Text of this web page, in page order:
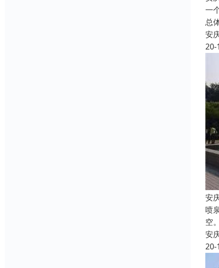
一
总
安
20-
安
喷
空
安
20-